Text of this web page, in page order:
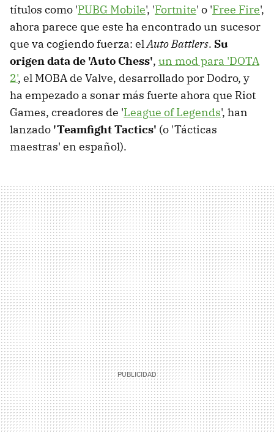
títulos como 'PUBG Mobile', 'Fortnite' o 'Free Fire',
ahora parece que este ha encontrado un sucesor
que va cogiendo fuerza: elAuto Battlers. Su
origen data de 'Auto Chess', un mod para 'DOTA
2', el MOBA de Valve, desarrollado por Dodro, y
ha empezado a sonar más fuerte ahora que Riot
Games, creadores de 'League of Legends', han
lanzado 'Teamfight Tactics' (o 'Tácticas
maestras' en español).